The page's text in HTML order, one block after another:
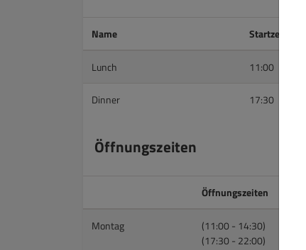
Name Startzeit
Lunch 11:00
Dinner 17:30
Öffnungszeiten
Öffnungszeiten
Montag
(11:00 - 14:30)
(17:30 - 22:00)